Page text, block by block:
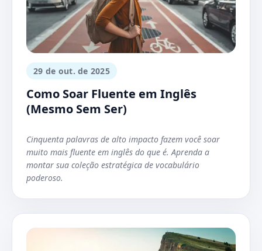
29 de out. de 2025
Como Soar Fluente em Inglês
(Mesmo Sem Ser)
Cinquenta palavras de alto impacto fazem você soar
muito mais fluente em inglês do que é. Aprenda a
montar sua coleção estratégica de vocabulário
poderoso.